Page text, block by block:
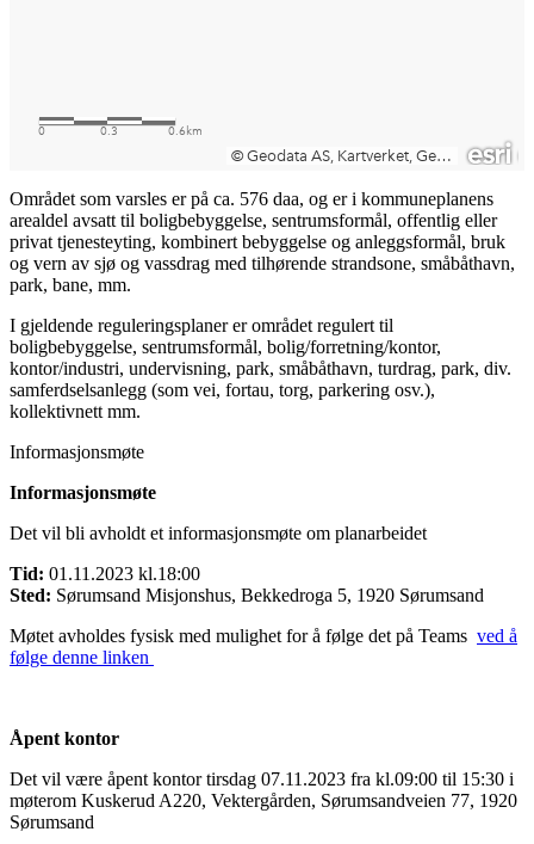
Området som varsles er på ca. 576 daa, og er i kommuneplanens
arealdel avsatt til boligbebyggelse, sentrumsformål, offentlig eller
privat tjenesteyting, kombinert bebyggelse og anleggsformål, bruk
og vern av sjø og vassdrag med tilhørende strandsone, småbåthavn,
park, bane, mm.
I gjeldende reguleringsplaner er området regulert til
boligbebyggelse, sentrumsformål, bolig/forretning/kontor,
kontor/industri, undervisning, park, småbåthavn, turdrag, park, div.
samferdselsanlegg (som vei, fortau, torg, parkering osv.),
kollektivnett mm.
Informasjonsmøte
Informasjonsmøte
Det vil bli avholdt et informasjonsmøte om planarbeidet
Tid: 01.11.2023 kl.18:00
Sted: Sørumsand Misjonshus, Bekkedroga 5, 1920 Sørumsand
Møtet avholdes fysisk med mulighet for å følge det på Teams ved å
følge denne linken
Åpent kontor
Det vil være åpent kontor tirsdag 07.11.2023 fra kl.09:00 til 15:30 i
møterom Kuskerud A220, Vektergården, Sørumsandveien 77, 1920
Sørumsand